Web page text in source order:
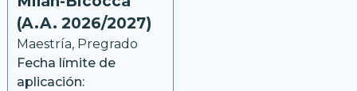
(A.A. 2026/2027)
Maestría, Pregrado
Fecha límite de
aplicación: